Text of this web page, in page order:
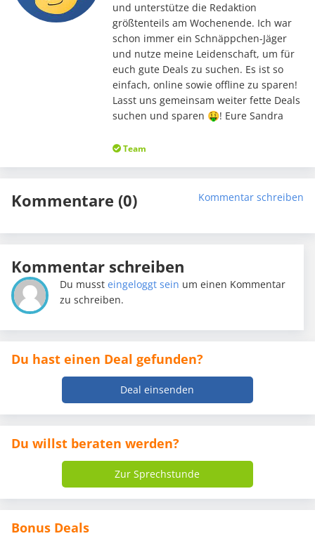
und unterstütze die Redaktion
größtenteils am Wochenende. Ich war
schon immer ein Schnäppchen-Jäger
und nutze meine Leidenschaft, um für
euch gute Deals zu suchen. Es ist so
einfach, online sowie offline zu sparen!
Lasst uns gemeinsam weiter fette Deals
suchen und sparen 🤑! Eure Sandra
Team
Kommentare (0) Kommentar schreiben
Kommentar schreiben
Du mussteingeloggt sein um einen Kommentar
zu schreiben.
Du hast einen Deal gefunden?
Deal einsenden
Du willst beraten werden?
Zur Sprechstunde
Bonus Deals